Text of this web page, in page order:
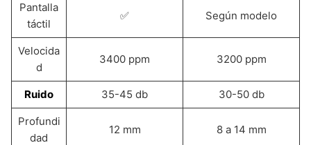
Pantalla
táctil
✅ Según modelo
Velocida
d
3400 ppm 3200 ppm
Ruido 35-45 db 30-50 db
Profundi
dad
12 mm 8 a 14 mm